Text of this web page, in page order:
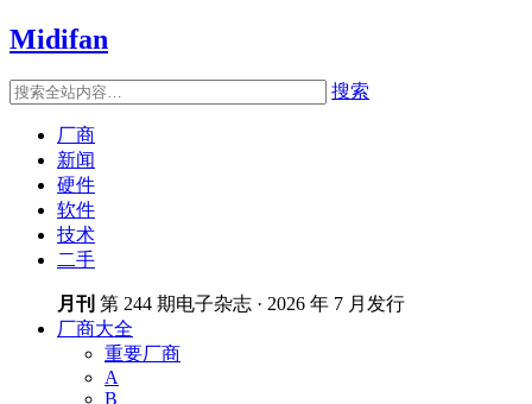
Midifan
搜索
厂商
新闻
硬件
软件
技术
二手
月刊 第 244 期电子杂志 · 2026 年 7 月发行
厂商大全
重要厂商
A
B